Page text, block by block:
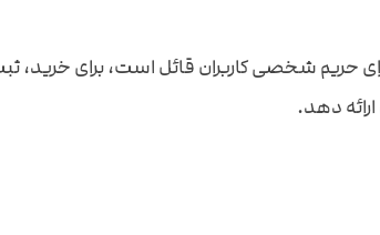
شخصی کاربران قائل است، برای خرید، ثبت
دهد.